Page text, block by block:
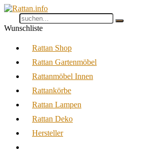
Wunschliste
Rattan Shop
Rattan Gartenmöbel
Rattanmöbel Innen
Rattankörbe
Rattan Lampen
Rattan Deko
Hersteller